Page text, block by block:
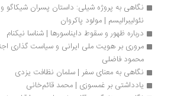
نگاهی به پروژه شیلی: داستان پسران شیکاگو و سقوط
نئولیبرالیسم | مولود پاکروان
درباره ظهور و سقوط دایناسورها | شناسا نیکنام
محمود فاضلی
نگاهی به معنای سفر | سلمان نظافت یزدی
یادداشتی بر غمسوزی | محمد قائم‌خانی